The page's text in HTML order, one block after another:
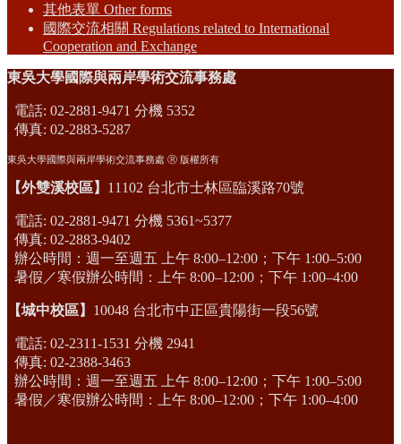
其他表單 Other forms
國際交流相關 Regulations related to International
Cooperation and Exchange
東吳大學國際與兩岸學術交流事務處
電話: 02-2881-9471 分機 5352
傳真: 02-2883-5287
東吳大學國際與兩岸學術交流事務處 Ⓡ 版權所有
【外雙溪校區】 11102 台北市士林區臨溪路70號
電話: 02-2881-9471 分機 5361~5377
傳真: 02-2883-9402
辦公時間：週一至週五 上午 8:00–12:00；下午 1:00–5:00
暑假／寒假辦公時間：上午 8:00–12:00；下午 1:00–4:00
【城中校區】 10048 台北市中正區貴陽街一段56號
電話: 02-2311-1531 分機 2941
傳真: 02-2388-3463
辦公時間：週一至週五 上午 8:00–12:00；下午 1:00–5:00
暑假／寒假辦公時間：上午 8:00–12:00；下午 1:00–4:00